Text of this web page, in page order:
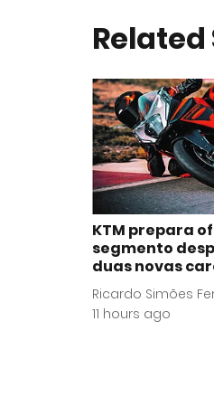
KTM prepara
segmento
duas novas
Ricardo Simões
11 hours ago